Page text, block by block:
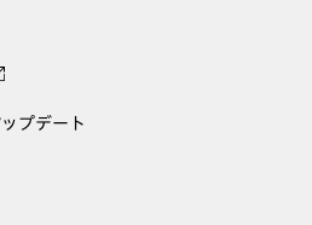
プデート